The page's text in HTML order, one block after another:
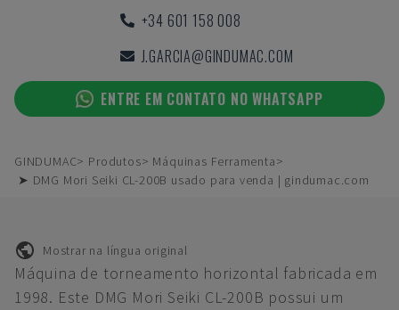
+34 601 158 008
J.GARCIA@GINDUMAC.COM
ENTRE EM CONTATO NO WHATSAPP
GINDUMAC Produtos
Máquinas Ferramenta
➤ DMG Mori Seiki CL-200B usado para venda | gindumac.com
Mostrar na língua original
Máquina de torneamento horizontal fabricada em
1998. Este DMG Mori Seiki CL-200B possui um